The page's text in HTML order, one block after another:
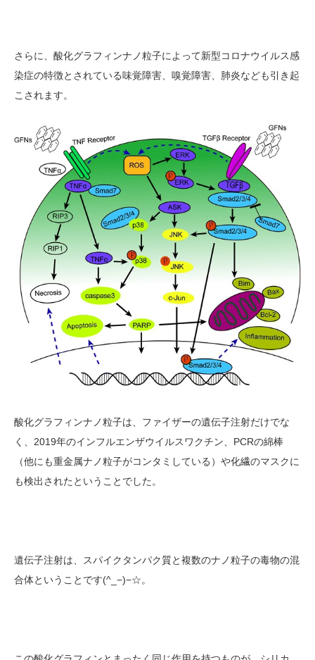
さらに、酸化グラフィンナノ粒子によって新型コロナウイルス感
染症の特徴とされている味覚障害、嗅覚障害、肺炎なども引き起
こされます。
酸化グラフィンナノ粒子は、ファイザーの遺伝子注射だけでな
く、2019年のインフルエンザウイルスワクチン、PCRの綿棒
（他にも重金属ナノ粒子がコンタミしている）や化繊のマスクに
も検出されたということでした。
遺伝子注射は、スパイクタンパク質と複数のナノ粒子の毒物の混
合体ということです(^_−)−☆。